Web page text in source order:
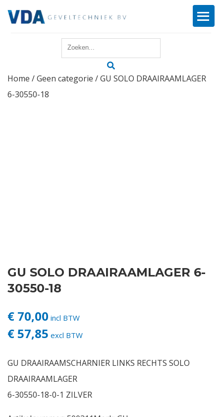
Reparatie
Login
Home /Geen categorie / GU SOLO DRAAIRAAMLAGER
6-30550-18
GU SOLO DRAAIRAAMLAGER 6-
30550-18
€ 70,00 incl BTW
€ 57,85 excl BTW
GU DRAAIRAAMSCHARNIER LINKS RECHTS SOLO
DRAAIRAAMLAGER
6-30550-18-0-1 ZILVER